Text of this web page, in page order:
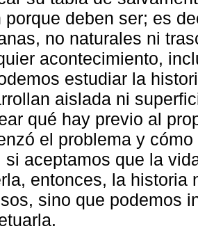
porque deben ser; es
no naturales ni
acontecimiento,
estudiar la
aislada ni
qué hay previo al
el problema y
si aceptamos que la
entonces, la historia
sino que podemos